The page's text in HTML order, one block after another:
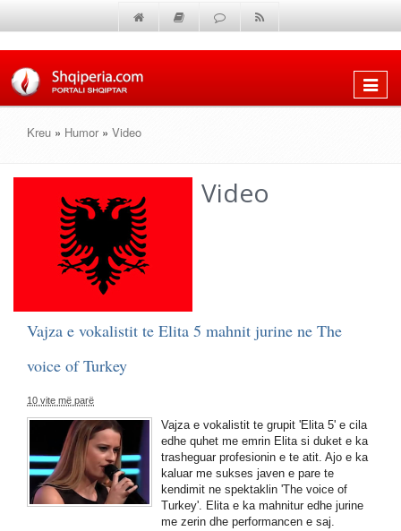
Shfaq
Kreu » Humor» Video
Video
Vajza e vokalistit te Elita 5 mahnit jurine ne The
voice of Turkey
10 vite më parë
Vajza e vokalistit te grupit 'Elita 5' e cila
edhe quhet me emrin Elita si duket e ka
trasheguar profesionin e te atit. Ajo e ka
kaluar me sukses javen e pare te
kendimit ne spektaklin 'The voice of
Turkey'. Elita e ka mahnitur edhe jurine
me zerin dhe performancen e saj.